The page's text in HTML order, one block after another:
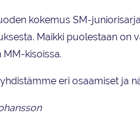
kokemus SM-
Maikki puolestaan on
kisoissa.
eri osaamiset ja